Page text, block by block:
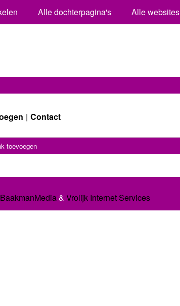
Alle dochterpagina's Alle websites
Contact
toevoegen
BaakmanMedia& Vrolijk Internet Services